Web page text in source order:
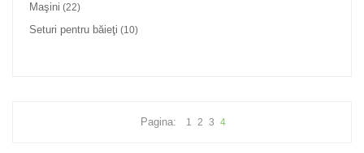
Maşini (22)
Seturi pentru băieţi (10)
Pagina: 1 2 3 4